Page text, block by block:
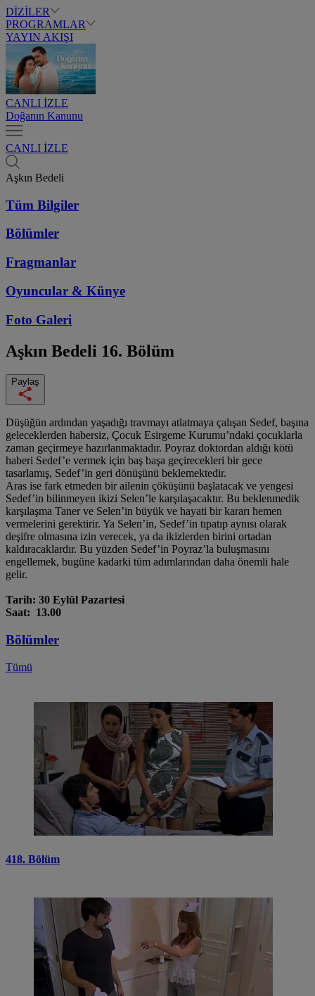
DİZİLER
PROGRAMLAR
YAYIN AKIŞI
CANLI İZLE
Doğanın Kanunu
CANLI İZLE
Aşkın Bedeli
Tüm Bilgiler
Bölümler
Fragmanlar
Oyuncular & Künye
Foto Galeri
Aşkın Bedeli 16. Bölüm
Paylaş
Düşüğün ardından yaşadığı travmayı atlatmaya çalışan Sedef, başına
geleceklerden habersiz, Çocuk Esirgeme Kurumu’ndaki çocuklarla
zaman geçirmeye hazırlanmaktadır. Poyraz doktordan aldığı kötü
haberi Sedef’e vermek için baş başa geçirecekleri bir gece
tasarlamış, Sedef’in geri dönüşünü beklemektedir.
Aras ise fark etmeden bir ailenin çöküşünü başlatacak ve yengesi
Sedef’in bilinmeyen ikizi Selen’le karşılaşacaktır. Bu beklenmedik
karşılaşma Taner ve Selen’in büyük ve hayati bir kararı hemen
vermelerini gerektirir. Ya Selen’in, Sedef’in tıpatıp aynısı olarak
deşifre olmasına izin verecek, ya da ikizlerden birini ortadan
kaldıracaklardır. Bu yüzden Sedef’in Poyraz’la buluşmasını
engellemek, bugüne kadarki tüm adımlarından daha önemli hale
gelir.
Tarih: 30 Eylül Pazartesi
Saat: 13.00
Bölümler
Tümü
418. Bölüm